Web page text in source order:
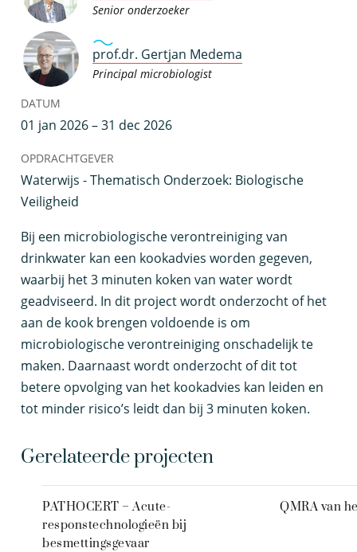
Bij een microbiologische verontreiniging van
drinkwater kan een kookadvies worden gegeven,
waarbij het 3 minuten koken van water wordt
geadviseerd. In dit project wordt onderzocht of het
aan de kook brengen voldoende is om
microbiologische verontreiniging onschadelijk te
maken. Daarnaast wordt onderzocht of dit tot
betere opvolging van het kookadvies kan leiden en
tot minder risico’s leidt dan bij 3 minuten koken.
Gerelateerde projecten
PATHOCERT – Acute-
responstechnologieën bij
besmettingsgevaar
QMRA van
Senior onderzoeker
prof.dr. Gertjan Medema
Principal microbiologist
DATUM
01 jan 2026 – 31 dec 2026
OPDRACHTGEVER
Waterwijs - Thematisch Onderzoek: Biologische
Veiligheid